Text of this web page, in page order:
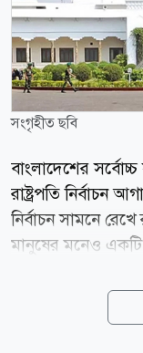
সংগৃহীত ছবি
বাংলাদেশের
রাষ্ট্রপতি নির্বাচন
নির্বাচন সামনে
মানুষের মনেও
নাকি এর জন্য
আবশ্যক? সংবিধান